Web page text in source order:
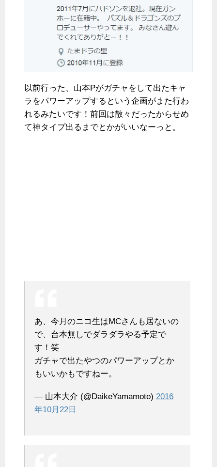
以前行った、山本Pがガチャをして出たキャ
ラをパワーアップするという企画がまた行わ
れるみたいです！前回は散々だったからせめ
て神タイプ出るまでとかがいいなーっと。
あ、今月のニコ生はMCさんも居ないの
で、台本無しでダラダラやる予定で
す！笑
ガチャで出たやつのパワーアップとか
もいいかもですねー。
— 山本大介 (@DaikeYamamoto) 2016
年10月22日